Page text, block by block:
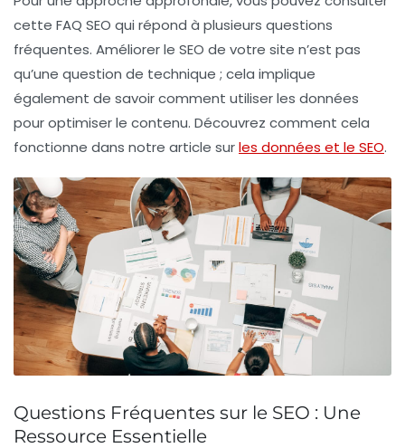
cette FAQ SEO qui répond à plusieurs questions
fréquentes. Améliorer le SEO de votre site n’est pas
qu’une question de technique ; cela implique
également de savoir comment utiliser les données
pour optimiser le contenu. Découvrez comment cela
fonctionne dans notre article surles données et le SEO.
Questions Fréquentes sur le SEO : Une
Ressource Essentielle